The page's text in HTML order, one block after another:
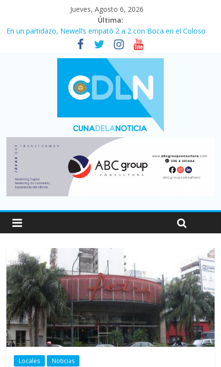
Jueves, Agosto 6, 2026
Última:
En un partidazo, Newell’s empató 2 a 2 con Boca en el Coloso
Vacaciones de invierno con más movimiento y consumo
turístico: 4,6 millones de personas viajaron por el país, un 5,9%
Fuerte caída de la venta de autos usados en julio: bajó un 12,6%
Central venció 1 a 0 al River de Coudet en el Monumental
Pullaro mejora sus relaciones con el Gobierno nacional
Locales Noticias